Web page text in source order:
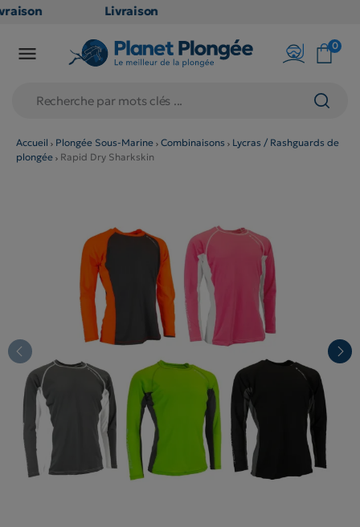
Livraison
en point
79€
(hors
produits
éligibles)
 0
Accueil Plongée Sous-Marine Combinaisons
Lycras / Rashguards de
plongée
Rapid Dry Sharkskin